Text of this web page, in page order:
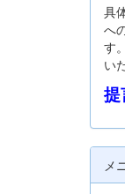
具
へ
す
い
提
メ